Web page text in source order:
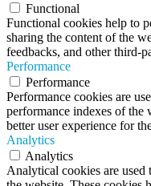
Functional
Functional cookies help to
sharing the content of the
feedbacks, and other third-
Performance
Performance
Performance cookies are
performance indexes of the
better user experience for
Analytics
Analytics
Analytical cookies are